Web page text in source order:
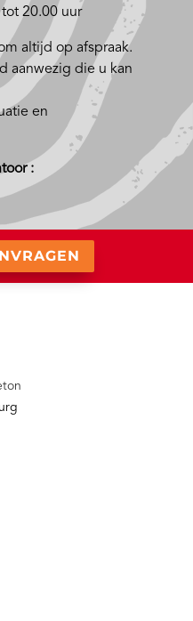
20.00 uur
altijd op afspraak.
aanwezig die u kan
en
: